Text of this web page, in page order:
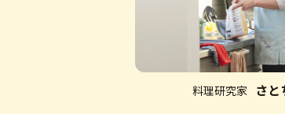
料理研究家 さと